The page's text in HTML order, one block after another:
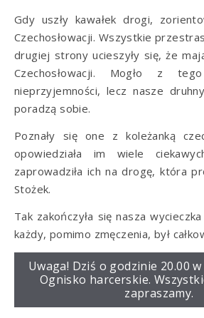
Gdy uszły kawałek drogi,
Czechosłowacji. Wszystkie
drugiej strony ucieszyły się, że
Czechosłowacji. Mogło z
nieprzyjemności, lecz nasze
poradzą sobie.
Poznały się one z koleżanką
opowiedziała im wiele
zaprowadziła ich na drogę, która
Stożek.
Tak zakończyła się nasza
każdy, pomimo zmęczenia, był
Uwaga! Dziś o godzinie 20.00
Ognisko harcerskie.
zapraszamy.